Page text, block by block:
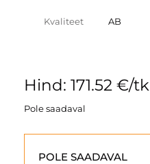
Kvaliteet AB
Hind: 171.52 €/tk
Pole saadaval
POLE SAADAVAL